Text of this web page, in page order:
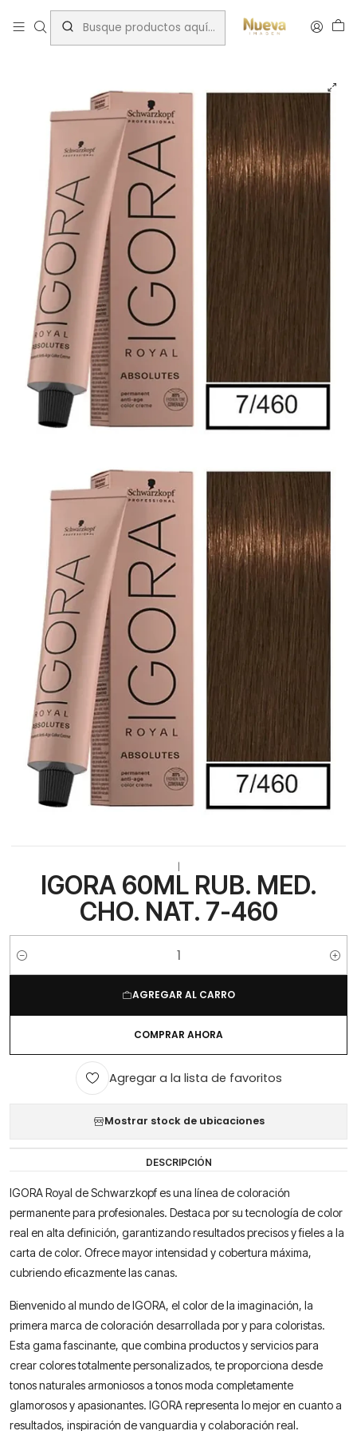
Inicio Tintes por Marca Igora Royal Chocolates
IGORA 60ML RUB. MED. CHO. NAT. 7-460
IGORA 60ML RUB. MED.
CHO. NAT. 7-460
Cantidad
AGREGAR AL CARRO
COMPRAR AHORA
Agregar a la lista de favoritos
Mostrar stock de ubicaciones
DESCRIPCIÓN
IGORA Royal de Schwarzkopf es una línea de coloración
permanente para profesionales. Destaca por su tecnología de color
real en alta definición, garantizando resultados precisos y fieles a la
carta de color. Ofrece mayor intensidad y cobertura máxima,
cubriendo eficazmente las canas.
Bienvenido al mundo de IGORA, el color de la imaginación, la
primera marca de coloración desarrollada por y para coloristas.
Esta gama fascinante, que combina productos y servicios para
crear colores totalmente personalizados, te proporciona desde
tonos naturales armoniosos a tonos moda completamente
glamorosos y apasionantes. IGORA representa lo mejor en cuanto a
resultados, inspiración de vanguardia y colaboración real.